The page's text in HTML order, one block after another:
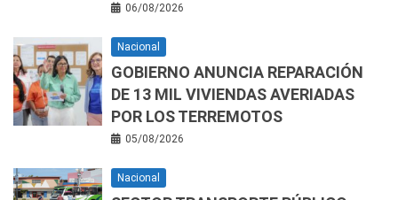
06/08/2026
Nacional
GOBIERNO ANUNCIA REPARACIÓN
DE 13 MIL VIVIENDAS AVERIADAS
POR LOS TERREMOTOS
05/08/2026
Nacional